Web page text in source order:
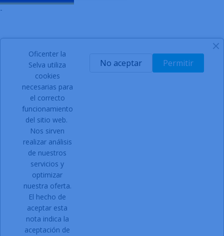
-
SIGN UP FOR NEWSLETTER
Acepto las condiciones generales y la política de
confidencialidad
PRODUCTOS
NUESTRA EMPRESA
Contacto:
Dirección:C/ Can Gallart, 11
17430 Santa Coloma de Farners
Oficenter la
Selva utiliza
cookies
necesarias para
el correcto
funcionamiento
del sitio web.
Nos sirven
realizar análisis
de nuestros
servicios y
optimizar
nuestra oferta.
El hecho de
aceptar esta
nota indica la
aceptación de
Permitir
No aceptar